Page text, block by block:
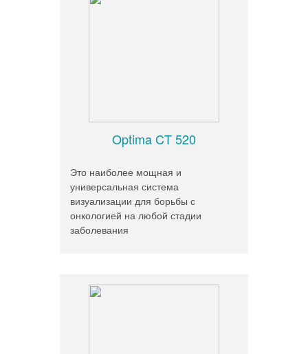
Optima CT 520
Это наиболее мощная и
универсальная система
визуализации для борьбы с
онкологией на любой стадии
заболевания